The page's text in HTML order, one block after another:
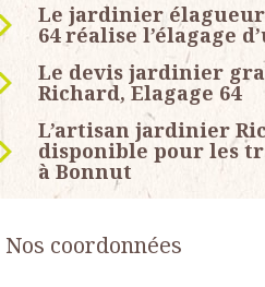
Le jardinier élagueur
64 réalise l’élagage
Le devis jardinier
Richard, Elagage 64
L’artisan jardinier
disponible pour les
à Bonnut
Nos coordonnées